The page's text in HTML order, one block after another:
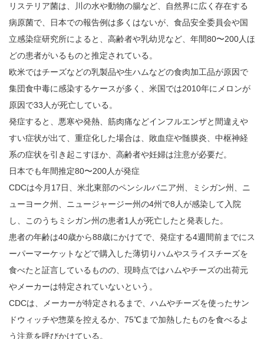
リステリア菌は、川の水や動物の腸など、自然界に広く存在する
病原菌で、日本での報告例は多くはないが、食品安全委員会や国
立感染症研究所によると、高齢者や乳幼児など、年間80〜200人ほ
どの患者がいるものと推定されている。
欧米ではチーズなどの乳製品や生ハムなどの食肉加工品が原因で
集団食中毒に感染するケースが多く、米国では2010年にメロンが
原因で33人が死亡している。
発症すると、悪寒や発熱、筋肉痛などインフルエンザと間違えや
すい症状が出て、重症化した場合は、敗血症や髄膜炎、中枢神経
系の症状を引き起こすほか、高齢者や妊婦は注意が必要だ。
日本でも年間推定80〜200人が発症
CDCは今月17日、米北東部のペンシルバニア州、ミシガン州、ニ
ューヨーク州、ニュージャージー州の4州で8人が感染して入院
し、このうちミシガン州の患者1人が死亡したと発表した。
患者の年齢は40歳から88歳にかけてで、発症する4週間前までにス
ーパーマーケットなどで購入した薄切りハムやスライスチーズを
食べたと証言しているものの、現時点ではハムやチーズの出荷元
やメーカーは特定されていないという。
CDCは、メーカーが特定されるまで、ハムやチーズを使ったサン
ドウィッチや惣菜を控えるか、75℃まで加熱したものを食べるよ
う注意を呼びかけている。